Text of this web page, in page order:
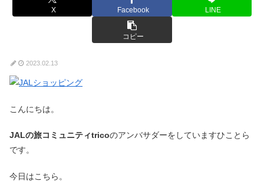
X Facebook LINE
コピー
2023.02.13
こんにちは。
JALの旅コミュニティtricoのアンバサダーをしていますひことら
です。
今日はこちら。